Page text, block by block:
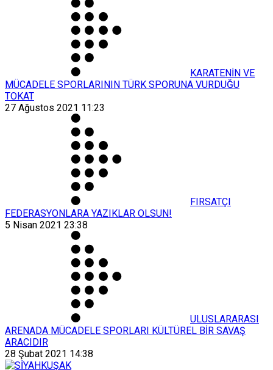
KARATENİN VE
MÜCADELE SPORLARININ TÜRK SPORUNA VURDUĞU
TOKAT
27 Ağustos 2021 11:23
FIRSATÇI
FEDERASYONLARA YAZIKLAR OLSUN!
5 Nisan 2021 23:38
ULUSLARARASI
ARENADA MÜCADELE SPORLARI KÜLTÜREL BİR SAVAŞ
ARACIDIR
28 Şubat 2021 14:38